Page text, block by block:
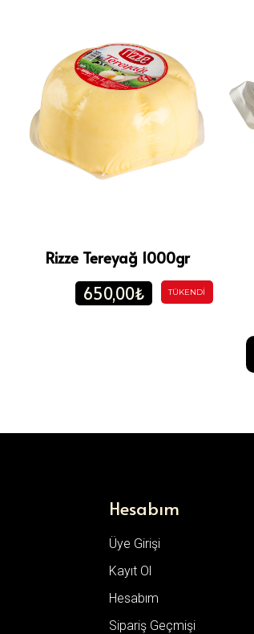
Rizze Tereyağ 1000gr
650,00₺ TÜKENDI
Hesabım
Üye Girişi
Kayıt Ol
Hesabım
Sipariş Geçmişi